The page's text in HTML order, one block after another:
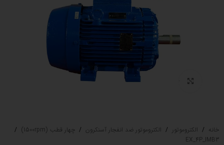
خانه / الکتروموتور / الکتروموتور ضد انفجار آسنکرون / چهار قطب (1500rpm)
/
EX_4P_IMB3